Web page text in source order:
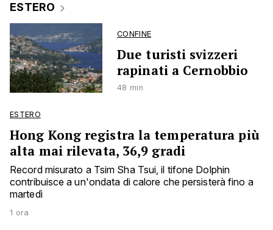
ESTERO
CONFINE
Due turisti svizzeri
rapinati a Cernobbio
48 min
ESTERO
Hong Kong registra la temperatura più
alta mai rilevata, 36,9 gradi
Record misurato a Tsim Sha Tsui, il tifone Dolphin
contribuisce a un'ondata di calore che persisterà fino a
martedì
1 ora